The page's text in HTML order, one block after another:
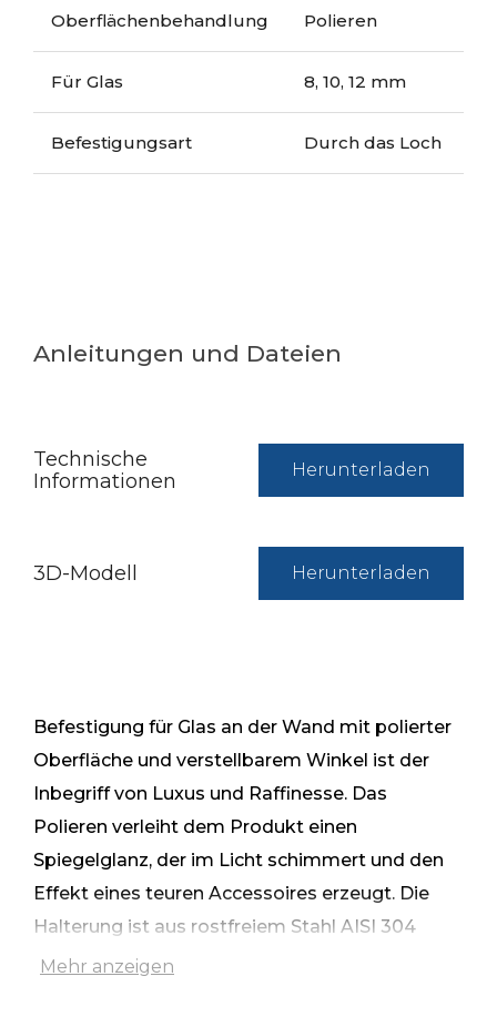
Oberflächenbehandlung Polieren
Für Glas 8, 10, 12 mm
Befestigungsart Durch das Loch
Anleitungen und Dateien
Technische
Informationen
Herunterladen
3D-Modell Herunterladen
Befestigung für Glas an der Wand mit polierter
Oberfläche und verstellbarem Winkel ist der
Inbegriff von Luxus und Raffinesse. Das
Polieren verleiht dem Produkt einen
Spiegelglanz, der im Licht schimmert und den
Effekt eines teuren Accessoires erzeugt. Die
Halterung ist aus rostfreiem Stahl AISI 304
gefertigt und somit resistent gegen Korrosion
Mehr anzeigen